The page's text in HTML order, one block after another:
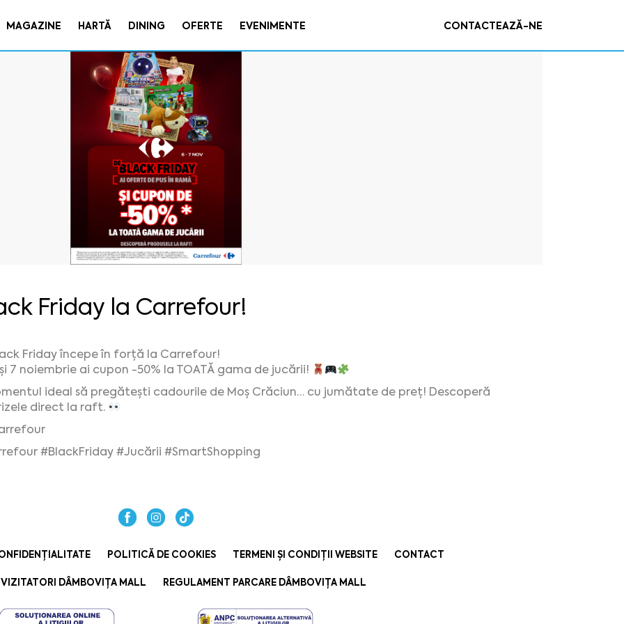
MAGAZINE HARTĂ DINING OFERTE EVENIMENTE CONTACTEAZĂ-NE
Friday la Carrefour!
Friday începe în forță la Carrefour!
7 noiembrie ai cupon -50% la TOATĂ gama de jucării!
ideal să pregătești cadourile de Moș Crăciun… cu jumătate de preț! Descoperă
direct la raft.
#BlackFriday #Jucării #SmartShopping
POLITICĂ DE COOKIES TERMENI ȘI CONDIȚII WEBSITE CONTACT
DÂMBOVIȚA MALL REGULAMENT PARCARE DÂMBOVIȚA MALL